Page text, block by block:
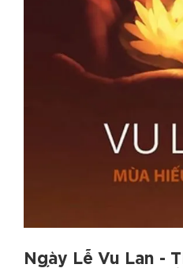
Ngày Lễ Vu Lan -